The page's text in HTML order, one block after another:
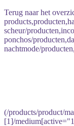
Terug naar het
scheur/
ponchos/
nachtmode/
(/products/product/
[1]/